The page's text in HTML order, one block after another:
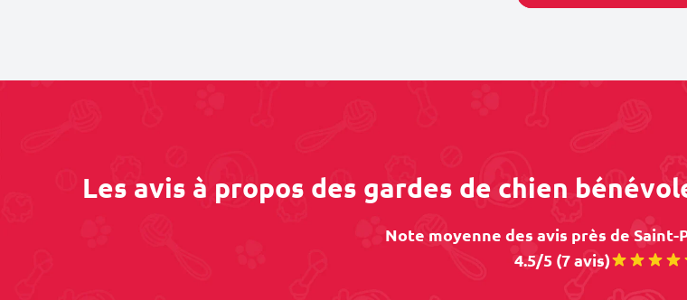
Les avis à propos des gardes de chien
Note moyenne des avis près de
4.5/5 (7 avis)